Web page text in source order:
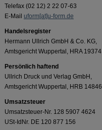
Telefax (02 12) 2 22 07-63
E-Mail uform[at]u-form.de
Handelsregister
Hermann Ullrich GmbH & Co. KG,
Amtsgericht Wuppertal, HRA 19374
Persönlich haftend
Ullrich Druck und Verlag GmbH,
Amtsgericht Wuppertal, HRB 14846
Umsatzsteuer
Umsatzsteuer-Nr. 128 5907 4624
USt-IdNr. DE 120 877 156